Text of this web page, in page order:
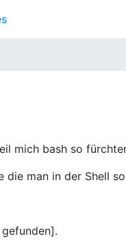
mich bash so
man in der Shell